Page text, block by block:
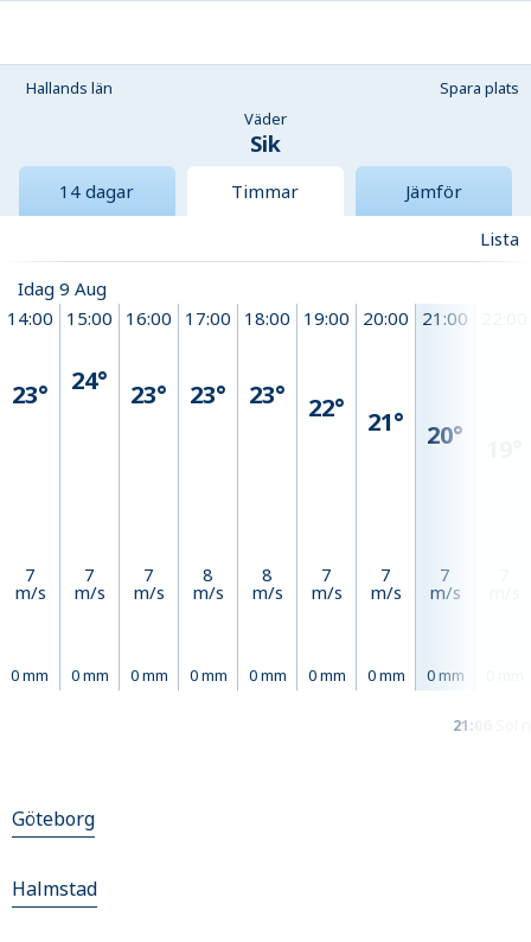
Hallands län
Spara plats
Väder
Sik
14 dagar Timmar
Jämför
Lista
Idag 9 Aug
14:00
23°
7
m/s
0 mm
15:00
24°
7
m/s
0 mm
16:00
23°
7
m/s
0 mm
17:00
23°
8
m/s
0 mm
18:00
23°
8
m/s
0 mm
19:00
22°
7
m/s
0 mm
20:00
21°
7
m/s
0 mm
21:00
20°
7
m/s
0 mm
21:06
Göteborg
Halmstad